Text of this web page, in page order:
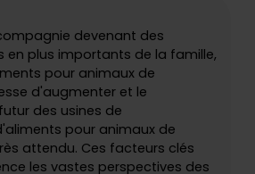
devenant des
en plus importants de la famille,
pour animaux de
d'augmenter et le
des usines de
pour animaux de
attendu. Ces facteurs clés
les vastes perspectives des